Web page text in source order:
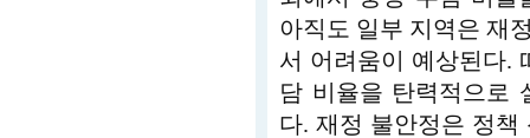
아직도 일부 지역은 재
서 어려움이 예상된다.
담 비율을 탄력적으로
다. 재정 불안정은 정